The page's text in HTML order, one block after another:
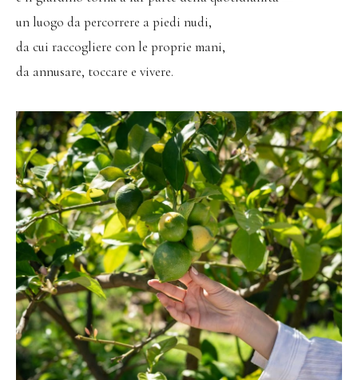
un luogo da percorrere a piedi nudi,
da cui raccogliere con le proprie mani,
da annusare, toccare e vivere.